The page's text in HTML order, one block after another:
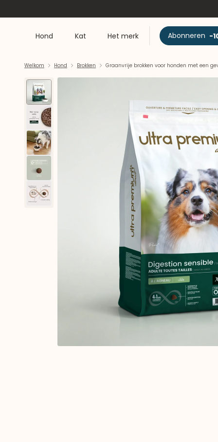
Hond Kat Het merk Abonneren -
Welkom Hond Brokken Graanvrije brokken voor honden met een